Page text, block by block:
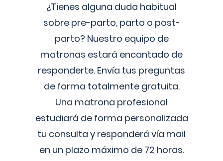
¿Tienes alguna duda habitual
sobre pre-parto, parto o post-
parto? Nuestro equipo de
matronas estará encantado de
responderte. Envía tus preguntas
de forma totalmente gratuita.
Una matrona profesional
estudiará de forma personalizada
tu consulta y responderá vía mail
en un plazo máximo de 72 horas.